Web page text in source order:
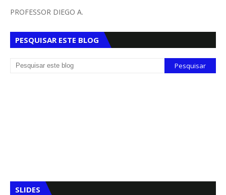
PROFESSOR DIEGO A.
PESQUISAR ESTE BLOG
SLIDES